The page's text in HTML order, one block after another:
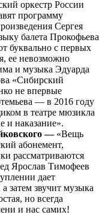
оркестр России
программу
Сергея
балета Прокофьева
буквально с первых
ее невозможно
и музыка Эдуарда
«Сибирский
не впервые
— в 2016 году
в театре мюзикла
и наказание».
— «Вещь
абонемент,
рассматриваются
Ярослав Тимофеев
дает
затем звучит музыка
но всегда
и нас самих!